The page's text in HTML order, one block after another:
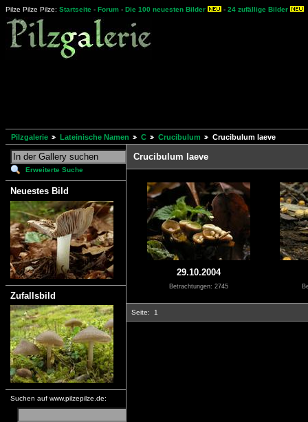
Pilze Pilze Pilze: Startseite - Forum - Die 100 neuesten Bilder - 24 zufällige Bilder
Pilzgalerie Lateinische Namen C Crucibulum Crucibulum laeve
Erweiterte Suche
Neuestes Bild
Zufallsbild
Suchen auf www.pilzepilze.de:
Crucibulum laeve
29.10.2004
Betrachtungen: 2745
Seite: 1